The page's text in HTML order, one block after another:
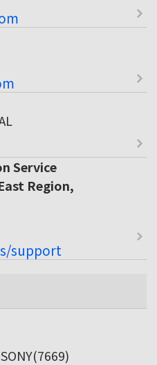
Service
Region,
support